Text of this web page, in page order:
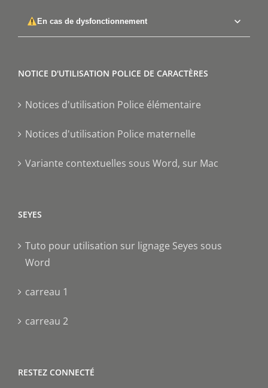
En cas de dysfonctionnement
NOTICE D'UTILISATION POLICE DE CARACTÈRES
Notices d'utilisation Police élémentaire
Notices d'utilisation Police maternelle
Variante contextuelles sous Word, sur Mac
SEYES
Tuto pour utilisation sur lignage Seyes sous
Word
carreau 1
carreau 2
RESTEZ CONNECTÉ